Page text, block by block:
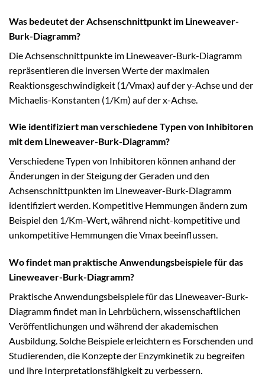
Was bedeutet der Achsenschnittpunkt im Lineweaver-
Burk-Diagramm?
Die Achsenschnittpunkte im Lineweaver-Burk-Diagramm
repräsentieren die inversen Werte der maximalen
Reaktionsgeschwindigkeit (1/Vmax) auf der y-Achse und der
Michaelis-Konstanten (1/Km) auf der x-Achse.
Wie identifiziert man verschiedene Typen von Inhibitoren
mit dem Lineweaver-Burk-Diagramm?
Verschiedene Typen von Inhibitoren können anhand der
Änderungen in der Steigung der Geraden und den
Achsenschnittpunkten im Lineweaver-Burk-Diagramm
identifiziert werden. Kompetitive Hemmungen ändern zum
Beispiel den 1/Km-Wert, während nicht-kompetitive und
unkompetitive Hemmungen die Vmax beeinflussen.
Wo findet man praktische Anwendungsbeispiele für das
Lineweaver-Burk-Diagramm?
Praktische Anwendungsbeispiele für das Lineweaver-Burk-
Diagramm findet man in Lehrbüchern, wissenschaftlichen
Veröffentlichungen und während der akademischen
Ausbildung. Solche Beispiele erleichtern es Forschenden und
Studierenden, die Konzepte der Enzymkinetik zu begreifen
und ihre Interpretationsfähigkeit zu verbessern.